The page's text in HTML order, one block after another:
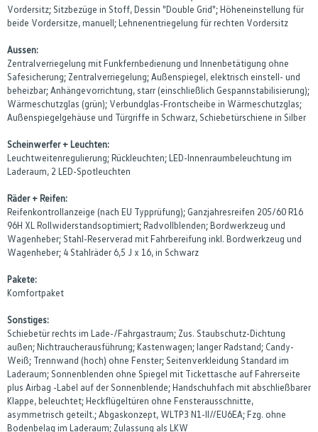
Vordersitz; Sitzbezüge in Stoff, Dessin "Double Grid"; Höheneinstellung für
beide Vordersitze, manuell; Lehnenentriegelung für rechten Vordersitz
Aussen:
Zentralverriegelung mit Funkfernbedienung und Innenbetätigung ohne
Safesicherung; Zentralverriegelung; Außenspiegel, elektrisch einstell- und
beheizbar; Anhängevorrichtung, starr (einschließlich Gespannstabilisierung);
Wärmeschutzglas (grün); Verbundglas-Frontscheibe in Wärmeschutzglas;
Außenspiegelgehäuse und Türgriffe in Schwarz, Schiebetürschiene in Silber
Scheinwerfer + Leuchten:
Leuchtweitenregulierung; Rückleuchten; LED-Innenraumbeleuchtung im
Laderaum, 2 LED-Spotleuchten
Räder + Reifen:
Reifenkontrollanzeige (nach EU Typprüfung); Ganzjahresreifen 205/60 R16
96H XL Rollwiderstandsoptimiert; Radvollblenden; Bordwerkzeug und
Wagenheber; Stahl-Reserverad mit Fahrbereifung inkl. Bordwerkzeug und
Wagenheber; 4 Stahlräder 6,5 J x 16, in Schwarz
Pakete:
Komfortpaket
Sonstiges:
Schiebetür rechts im Lade-/Fahrgastraum; Zus. Staubschutz-Dichtung
außen; Nichtraucherausführung; Kastenwagen; langer Radstand; Candy-
Weiß; Trennwand (hoch) ohne Fenster; Seitenverkleidung Standard im
Laderaum; Sonnenblenden ohne Spiegel mit Tickettasche auf Fahrerseite
plus Airbag -Label auf der Sonnenblende; Handschuhfach mit abschließbarer
Klappe, beleuchtet; Heckflügeltüren ohne Fensterausschnitte,
asymmetrisch geteilt.; Abgaskonzept, WLTP3 N1-II//EU6EA; Fzg. ohne
Bodenbelag im Laderaum; Zulassung als LKW